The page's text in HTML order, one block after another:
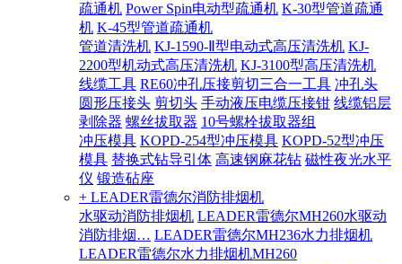
疏通机 Power Spin电动型疏通机 K-30型管道疏通
机 K-45型管道疏通机
管道清洗机 KJ-1590-Ⅱ型电动式高压清洗机 KJ-
2200型机动式高压清洗机 KJ-3100型高压清洗机
线缆工具 RE60冲孔压接剪切三合一工具 冲孔头
圆形压接头 剪切头 手动液压电缆压接钳 线缆铝层
剥除器 螺丝拔取器 10号螺栓拔取器组
冲压模具 KOPD-254型冲压模具 KOPD-52型冲压
模具 替换式钻导引体 高速钢麻花钻 磁性夜光水平
仪 锻造砧座
+ LEADER雷德尔消防排烟机
水驱动消防排烟机 LEADER雷德尔MH260水驱动
消防排烟… LEADER雷德尔MH236水力排烟机
LEADER雷德尔水力排烟机MH260